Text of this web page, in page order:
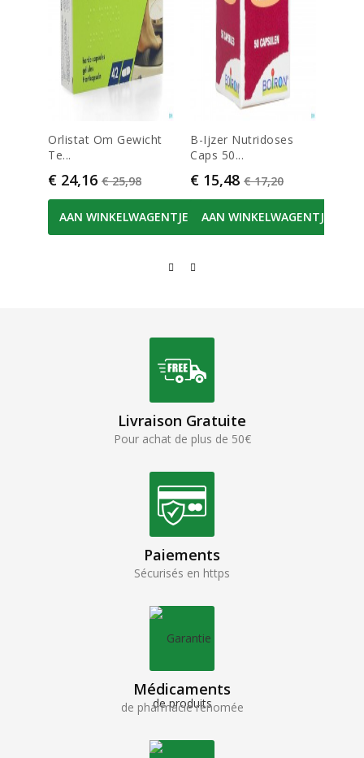
Orlistat Om Gewicht
Te...
Prijs
€ 24,16 Normale prijs
€ 25,98
AAN WINKELWAGENTJE
B-Ijzer Nutridoses
Caps 50...
Prijs
€ 15,48 Normale prijs
€ 17,20
AAN WINKELWAGENTJE
Livraison Gratuite
Pour achat de plus de 50€
Paiements
Sécurisés en https
Médicaments
de pharmacie renomée